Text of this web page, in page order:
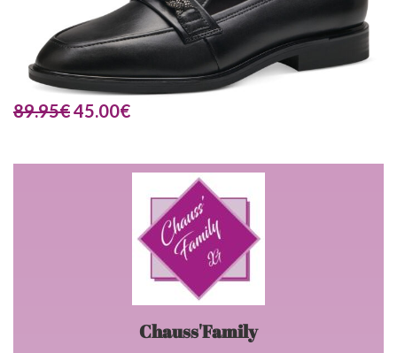
89.95€45.00€
Chauss'Family